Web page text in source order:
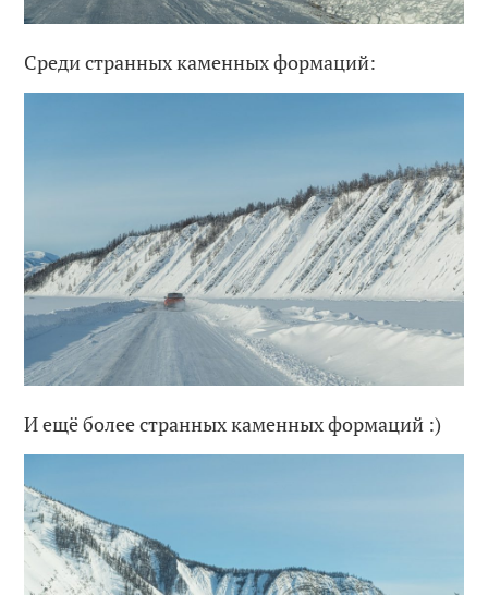
Среди странных каменных формаций:
И ещё более странных каменных формаций :)